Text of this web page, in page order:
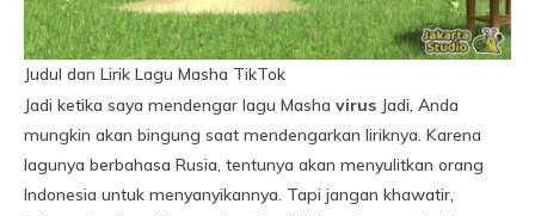
Judul dan Lirik Lagu Masha TikTok
Jadi ketika saya mendengar lagu Masha virus Jadi, Anda
mungkin akan bingung saat mendengarkan liriknya. Karena
lagunya berbahasa Rusia, tentunya akan menyulitkan orang
Indonesia untuk menyanyikannya. Tapi jangan khawatir,